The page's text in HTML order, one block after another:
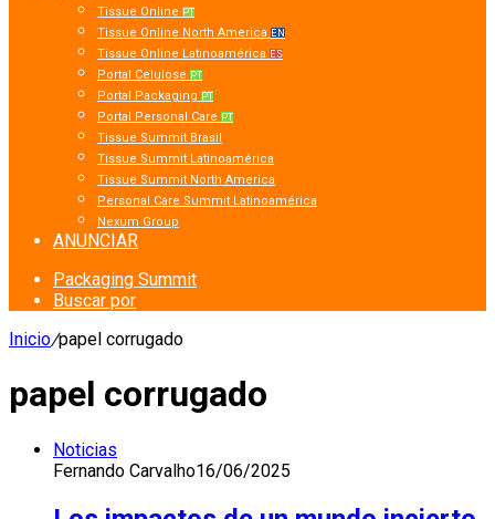
Tissue Online PT
Tissue Online North America EN
Tissue Online Latinoamérica ES
Portal Celulose PT
Portal Packaging PT
Portal Personal Care PT
Tissue Summit Brasil
Tissue Summit Latinoamérica
Tissue Summit North America
Personal Care Summit Latinoamérica
Nexum Group
ANUNCIAR
Packaging Summit
Buscar por
Inicio/papel corrugado
papel corrugado
Noticias
Fernando Carvalho16/06/2025